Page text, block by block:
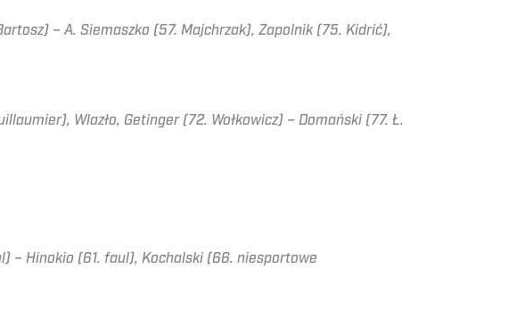
– A. Siemaszko (57. Majchrzak), Zapolnik (75. Kidrić),
Wlazło, Getinger (72. Wołkowicz) – Domański (77. Ł.
– Hinokio (61. faul), Kochalski (66. niesportowe